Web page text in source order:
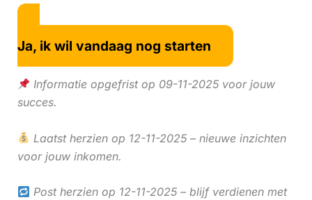
Ja, ik wil vandaag nog starten
Informatie opgefrist op 09-11-2025 voor jouw
succes.
Laatst herzien op 12-11-2025 – nieuwe inzichten
voor jouw inkomen.
Post herzien op 12-11-2025 – blijf verdienen met